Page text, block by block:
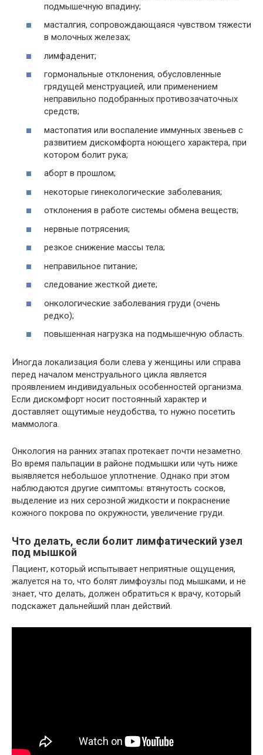
подмышечную впадину;
масталгия, сопровождающаяся чувством тяжести
в молочных железах;
лимфаденит;
гормональные отклонения, обусловленные
грядущей менструацией, или применением
неправильно подобранных противозачаточных
средств;
мастопатия или воспаление иммунных звеньев с
развитием дискомфорта ноющего характера, при
котором болит рука;
аборт в прошлом;
некоторые гинекологические заболевания;
отклонения в работе системы обмена веществ;
нервные потрясения;
резкое снижение массы тела;
неправильное питание;
следование жесткой диете;
онкологические заболевания груди (очень
редко);
повышенная нагрузка на подмышечную область.
Иногда локализация боли слева у женщины или справа
перед началом менструального цикла является
проявлением индивидуальных особенностей организма.
Если дискомфорт носит постоянный характер и
доставляет ощутимые неудобства, то нужно посетить
маммолога.
Онкология на ранних этапах протекает почти незаметно.
Во время пальпации в районе подмышки или чуть ниже
выявляется небольшое уплотнение. Однако при этом
наблюдаются другие симптомы: втянутость сосков,
выделение из них серозной жидкости и покраснение
кожного покрова по окружности, увеличение груди.
Что делать, если болит лимфатический узел
под мышкой
Пациент, который испытывает неприятные ощущения,
жалуется на то, что болят лимфоузлы под мышками, и не
знает, что делать, должен обратиться к врачу, который
подскажет дальнейший план действий.